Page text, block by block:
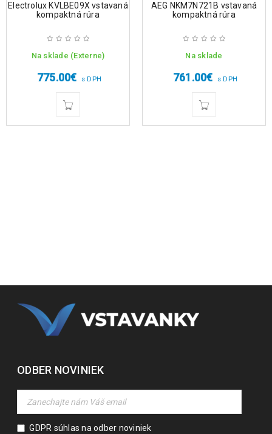
Electrolux KVLBE09X vstavaná
kompaktná rúra
Na sklade (Externe)
775.00€ s DPH
AEG NKM7N721B vstavaná
kompaktná rúra
Na sklade
761.00€ s DPH
ODBER NOVINIEK
GDPR súhlas na odber noviniek